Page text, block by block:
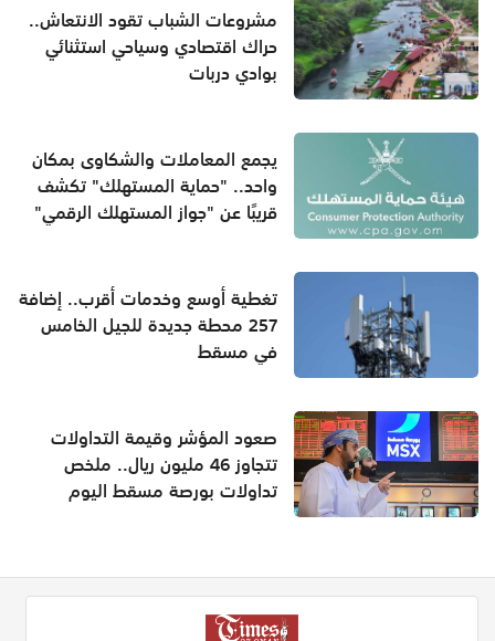
مشروعات الشباب تقود الانتعاش..
حراك اقتصادي وسياحي استثنائي
بوادي دربات
يجمع المعاملات والشكاوى بمكان
واحد.. "حماية المستهلك" تكشف
قريبًا عن "جواز المستهلك الرقمي"
تغطية أوسع وخدمات أقرب.. إضافة
257 محطة جديدة للجيل الخامس
في مسقط
صعود المؤشر وقيمة التداولات
تتجاوز 46 مليون ريال.. ملخص
تداولات بورصة مسقط اليوم